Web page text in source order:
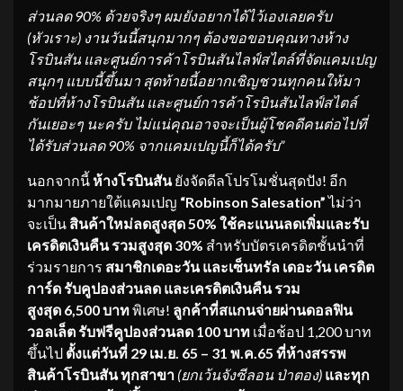
ส่วนลด90% ด้วยจริงๆ ผมยังอยากได้ไว้เองเลยครับ
(หัวเราะ) งานวันนี้สนุกมากๆ ต้องขอขอบคุณทางห้าง
โรบินสัน และศูนย์การค้าโรบินสันไลฟ์สไตล์ที่จัดแคมเปญ
สนุกๆ แบบนี้ขึ้นมา สุดท้ายนี้อยากเชิญชวนทุกคนให้มา
ช้อปที่ห้างโรบินสัน และศูนย์การค้าโรบินสันไลฟ์สไตล์
กันเยอะๆ นะครับ ไม่แน่คุณอาจจะเป็นผู้โชคดีคนต่อไปที่
ได้รับส่วนลด90% จากแคมเปญนี้ก็ได้ครับ”
นอกจากนี้ ห้างโรบินสันยังจัดดีลโปรโมชั่นสุดปัง! อีก
มากมายภายใต้แคมเปญ “Robinson Salesation”ไม่ว่า
จะเป็น สินค้าใหม่ลดสูงสุด 50% ใช้คะแนนลดเพิ่มและรับ
เครดิตเงินคืน รวมสูงสุด 30% สำหรับบัตรเครดิตชั้นนำที่
ร่วมรายการ สมาชิกเดอะวัน และเซ็นทรัล เดอะวัน เครดิต
การ์ด รับคูปองส่วนลด และเครดิตเงินคืน รวม
สูงสุด 6,500 บาทพิเศษ! ลูกค้าที่สแกนจ่ายผ่านดอลฟิน
วอลเล็ต รับฟรีคูปองส่วนลด 100 บาท เมื่อช้อป 1,200 บาท
ขึ้นไป ตั้งแต่วันที่ 29 เม.ย. 65 – 31 พ.ค.65 ที่ห้างสรรพ
สินค้าโรบินสัน ทุกสาขา (ยกเว้นจังซีลอน ป่าตอง) และทุก